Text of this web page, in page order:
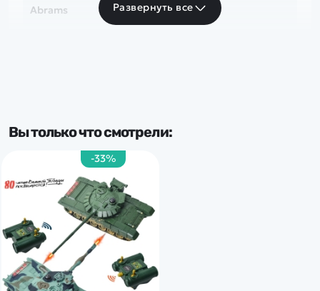
Abrams
Развернуть все
Вы только что смотрели:
-33%